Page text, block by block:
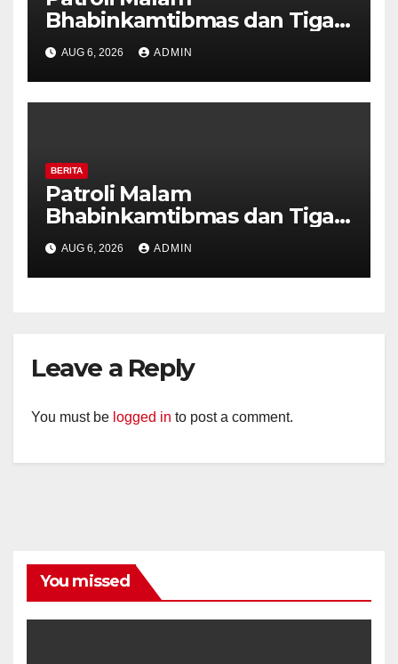
Bhabinkamtibmas dan Tiga
Pilar Kelurahan Ungaran
Perkuat Kamtibmas, Warga
Diajak Aktifkan Ronda
AUG 6, 2026 ADMIN
BERITA
Patroli Malam
Bhabinkamtibmas dan Tiga
Pilar Kelurahan Ungaran
Perkuat Kamtibmas, Warga
Diajak Aktifkan Ronda
AUG 6, 2026 ADMIN
Leave a Reply
You must be logged in to post a comment.
You missed